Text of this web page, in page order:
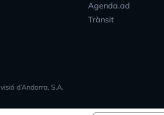
Agenda.ad
Trànsit
d’Andorra, S.A.